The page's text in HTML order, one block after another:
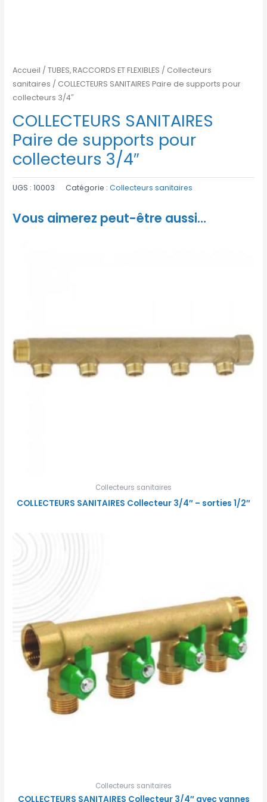
Accueil /TUBES, RACCORDS ET FLEXIBLES / Collecteurs
sanitaires / COLLECTEURS SANITAIRES Paire de supports pour
collecteurs 3/4″
COLLECTEURS SANITAIRES
Paire de supports pour
collecteurs 3/4″
UGS :10003 Catégorie :Collecteurs sanitaires
Vous aimerez peut-être aussi…
Collecteurs sanitaires
COLLECTEURS SANITAIRES Collecteur 3/4″ – sorties 1/2″
Collecteurs sanitaires
COLLECTEURS SANITAIRES Collecteur 3/4″ avec vannes